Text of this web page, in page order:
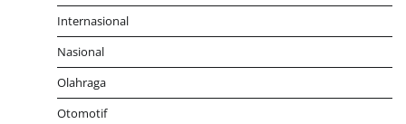
Internasional
Nasional
Olahraga
Otomotif